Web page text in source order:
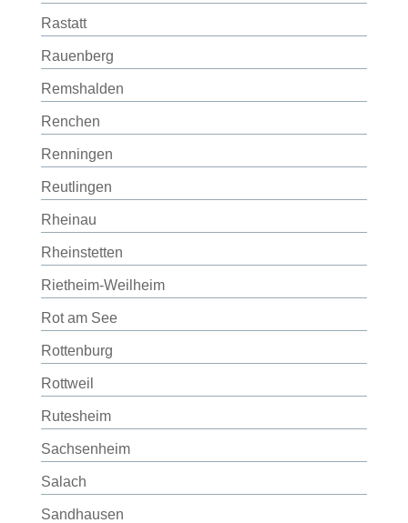
Rastatt
Rauenberg
Remshalden
Renchen
Renningen
Reutlingen
Rheinau
Rheinstetten
Rietheim-Weilheim
Rot am See
Rottenburg
Rottweil
Rutesheim
Sachsenheim
Salach
Sandhausen